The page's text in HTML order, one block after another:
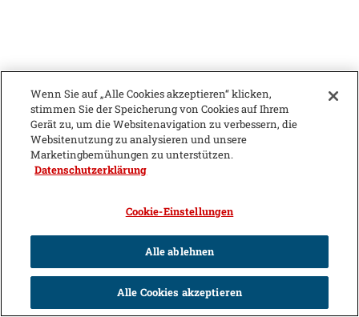
Wenn Sie auf „Alle Cookies akzeptieren“ klicken,
stimmen Sie der Speicherung von Cookies auf Ihrem
Gerät zu, um die Websitenavigation zu verbessern, die
Websitenutzung zu analysieren und unsere
Marketingbemühungen zu unterstützen.
Datenschutzerklärung
Cookie-Einstellungen
Alle ablehnen
Alle Cookies akzeptieren